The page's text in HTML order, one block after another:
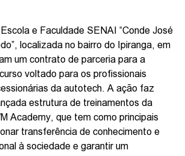
e Faculdade SENAI “Conde José
localizada no bairro do Ipiranga, em
um contrato de parceria para a
voltado para os profissionais
da autotech. A ação faz
estrutura de treinamentos da
Academy, que tem como principais
transferência de conhecimento e
à sociedade e garantir um